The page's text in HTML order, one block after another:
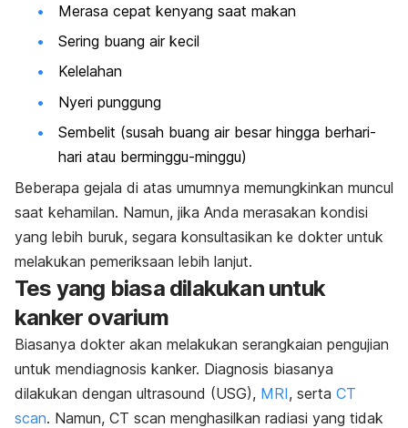
Merasa cepat kenyang saat makan
Sering buang air kecil
Kelelahan
Nyeri punggung
Sembelit (susah buang air besar hingga berhari-
hari atau berminggu-minggu)
Beberapa gejala di atas umumnya memungkinkan muncul
saat kehamilan. Namun, jika Anda merasakan kondisi
yang lebih buruk, segara konsultasikan ke dokter untuk
melakukan pemeriksaan lebih lanjut.
Tes yang biasa dilakukan untuk
kanker ovarium
Biasanya dokter akan melakukan serangkaian pengujian
untuk mendiagnosis kanker. Diagnosis biasanya
dilakukan dengan ultrasound (USG), MRI, serta CT
scan. Namun, CT scan menghasilkan radiasi yang tidak